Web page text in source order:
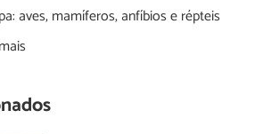
aves, mamíferos, anfíbios e répteis